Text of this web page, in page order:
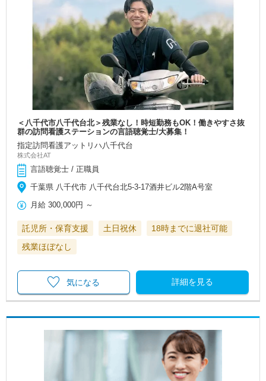
＜八千代市八千代台北＞残業なし！時短勤務もOK！働きやすさ抜
群の訪問看護ステーションの言語聴覚士/大募集！
指定訪問看護アットリハ八千代台
株式会社AT
言語聴覚士 / 正職員
千葉県 八千代市 八千代台北5-3-17酒井ビル2階A号室
月給 300,000円 ～
託児所・保育支援 土日祝休
18時までに退社可能
残業ほぼなし
詳細を見る
気になる